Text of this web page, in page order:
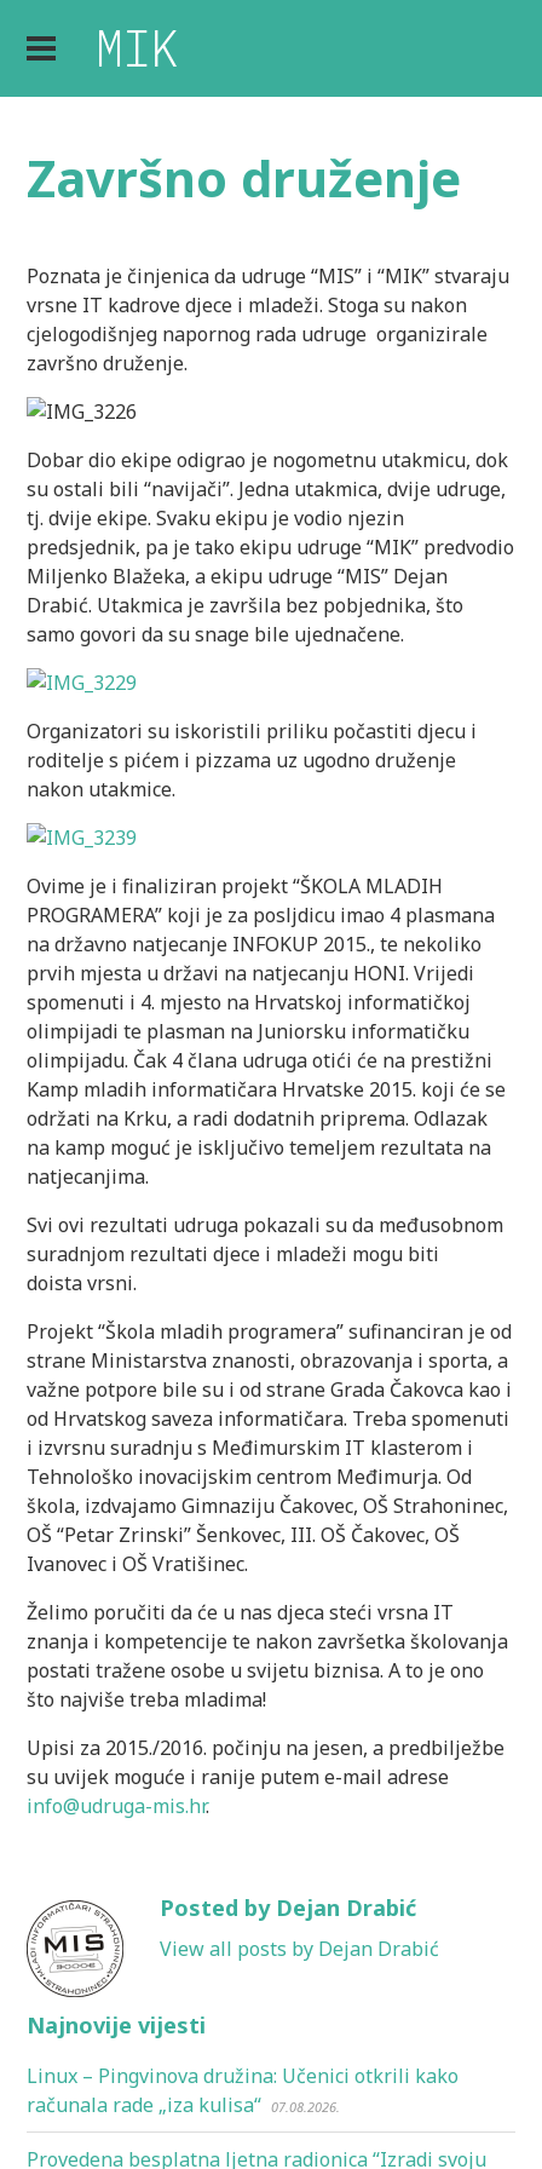
Završno druženje
Poznata je činjenica da udruge “MIS” i “MIK” stvaraju
vrsne IT kadrove djece i mladeži. Stoga su nakon
cjelogodišnjeg napornog rada udruge organizirale
završno druženje.
Dobar dio ekipe odigrao je nogometnu utakmicu, dok
su ostali bili “navijači”. Jedna utakmica, dvije udruge,
tj. dvije ekipe. Svaku ekipu je vodio njezin
predsjednik, pa je tako ekipu udruge “MIK” predvodio
Miljenko Blažeka, a ekipu udruge “MIS” Dejan
Drabić. Utakmica je završila bez pobjednika, što
samo govori da su snage bile ujednačene.
Organizatori su iskoristili priliku počastiti djecu i
roditelje s pićem i pizzama uz ugodno druženje
nakon utakmice.
Ovime je i finaliziran projekt “ŠKOLA MLADIH
PROGRAMERA” koji je za posljdicu imao 4 plasmana
na državno natjecanje INFOKUP 2015., te nekoliko
prvih mjesta u državi na natjecanju HONI. Vrijedi
spomenuti i 4. mjesto na Hrvatskoj informatičkoj
olimpijadi te plasman na Juniorsku informatičku
olimpijadu. Čak 4 člana udruga otići će na prestižni
Kamp mladih informatičara Hrvatske 2015. koji će se
održati na Krku, a radi dodatnih priprema. Odlazak
na kamp moguć je isključivo temeljem rezultata na
natjecanjima.
Svi ovi rezultati udruga pokazali su da međusobnom
suradnjom rezultati djece i mladeži mogu biti
doista vrsni.
Projekt “Škola mladih programera” sufinanciran je od
strane Ministarstva znanosti, obrazovanja i sporta, a
važne potpore bile su i od strane Grada Čakovca kao i
od Hrvatskog saveza informatičara. Treba spomenuti
i izvrsnu suradnju s Međimurskim IT klasterom i
Tehnološko inovacijskim centrom Međimurja. Od
škola, izdvajamo Gimnaziju Čakovec, OŠ Strahoninec,
OŠ “Petar Zrinski” Šenkovec, III. OŠ Čakovec, OŠ
Ivanovec i OŠ Vratišinec.
Želimo poručiti da će u nas djeca steći vrsna IT
znanja i kompetencije te nakon završetka školovanja
postati tražene osobe u svijetu biznisa. A to je ono
što najviše treba mladima!
Upisi za 2015./2016. počinju na jesen, a predbilježbe
su uvijek moguće i ranije putem e-mail adrese
info@udruga-mis.hr.
Posted by Dejan Drabić
View all posts by Dejan Drabić
Najnovije vijesti
Linux – Pingvinova družina: Učenici otkrili kako
računala rade „iza kulisa“ 07.08.2026.
Provedena besplatna ljetna radionica “Izradi svoju